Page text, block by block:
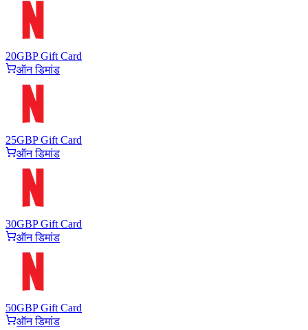
20GBP Gift Card
ऑन डिमांड
25GBP Gift Card
ऑन डिमांड
30GBP Gift Card
ऑन डिमांड
50GBP Gift Card
ऑन डिमांड